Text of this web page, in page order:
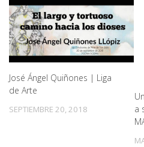
José Ángel Quiñones | Liga
de Arte
SEPTIEMBRE 20, 2018
a